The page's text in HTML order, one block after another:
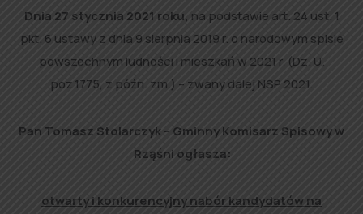
Dnia 27 stycznia 2021 roku, na podstawie art. 24 ust. 1
pkt. 6 ustawy z dnia 9 sierpnia 2019 r. o narodowym spisie
powszechnym ludności i mieszkań w 2021 r. (Dz. U.
poz.1775, z późn. zm.) – zwany dalej NSP 2021.
Pan Tomasz Stolarczyk – Gminny Komisarz Spisowy w
Rząśni ogłasza:
otwarty i konkurencyjny nabór kandydatów na